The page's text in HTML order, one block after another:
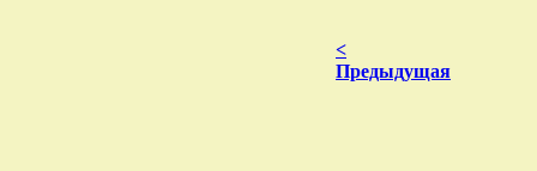
<
Предыдущая